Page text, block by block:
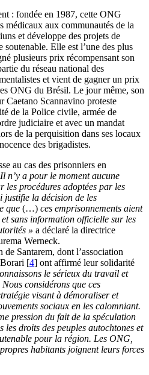
: fondée en 1987, cette ONG
médicaux aux communautés de la
et développe des projets de
Elle est l’une des plus
plusieurs prix récompensant son
du réseau national des
et vient de gagner un prix
ONG du Brésil. Le jour même, son
Caetano Scannavino proteste
de la Police civile, armée de
judiciaire et avec un mandat
de la perquisition dans ses locaux
des brigadistes.
au cas des prisonniers en
n’y a pour le moment aucune
les procédures adoptées par les
justifie la décision de les
que (…) ces emprisonnements aient
sans information officielle sur les
» a déclaré la directrice
Werneck.
Santarem, dont l’association
[4] ont affirmé leur solidarité
le sérieux du travail et
considérons que ces
visant à démoraliser et
sociaux en les calomniant.
pression du fait de la spéculation
droits des peuples autochtones et
pour la région. Les ONG,
habitants joignent leurs forces